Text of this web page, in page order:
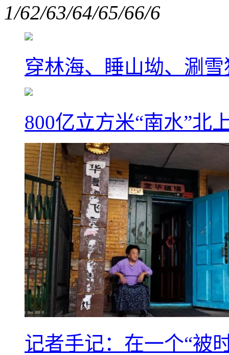
1/62/63/64/65/66/6
穿林海、睡山坳、涮
800亿立方米“南水”北
记者手记：在一个“被